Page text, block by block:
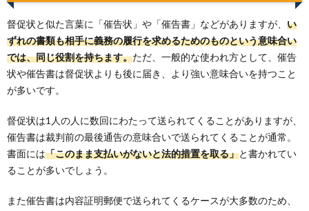
督促状と似た言葉に「催告状」や「催告書」などがありますが、 い
ずれの書類も相手に義務の履行を求めるためのものという意味合い
では、同じ役割を持ちます。ただ、一般的な使われ方として、催告
状や催告書は督促状よりも後に届き、より強い意味合いを持つこと
が多いです。
督促状は1人の人に数回にわたって送られてくることがありますが、
催告書は裁判前の最後通告の意味合いで送られてくることが通常。
書面には「このまま支払いがないと法的措置を取る」と書かれてい
ることが多いでしょう。
また催告書は内容証明郵便で送られてくるケースが大多数のため、